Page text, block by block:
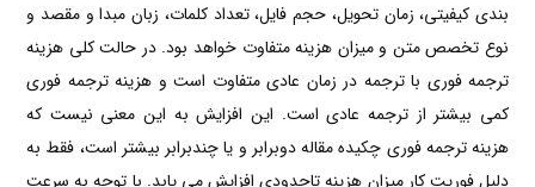
بندی کیفیتی، زمان تحویل، حجم فایل، تعداد کلمات، زبان مبدا و مقصد و
نوع تخصص متن و میزان هزینه متفاوت خواهد بود. در حالت کلی هزینه
ترجمه فوری با ترجمه در زمان عادی متفاوت است و هزینه ترجمه فوری
کمی بیشتر از ترجمه عادی است. این افزایش به این معنی نیست که
هزینه ترجمه فوری چکیده مقاله دوبرابر و یا چندبرابر بیشتر است، فقط به
دلیل فوریت کار میزان هزینه تاحدودی افزایش می یابد. با توجه به سرعت